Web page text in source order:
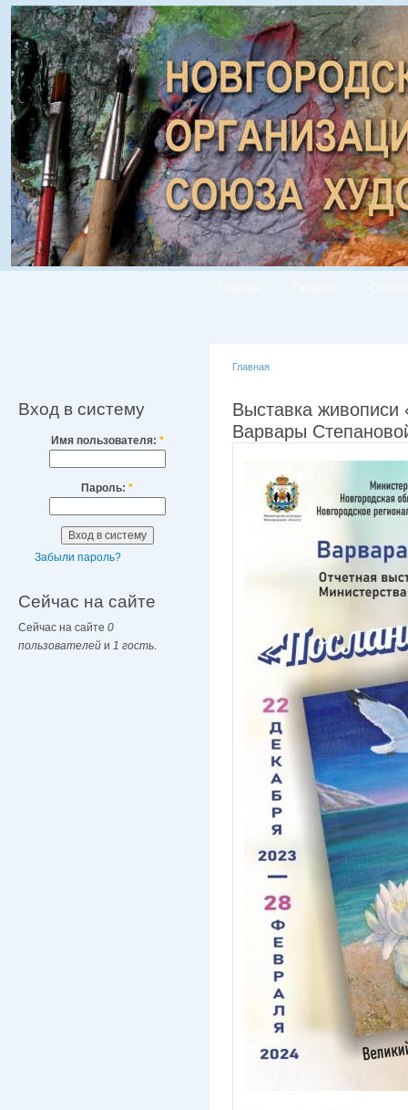
Вход в систему
Имя пользователя: *
Пароль: *
Забыли пароль?
Сейчас на сайте
Сейчас на сайте 0
пользователей и 1 гость
Главная
Выставка живописи
Варвары